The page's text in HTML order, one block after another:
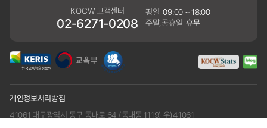
KOCW 고객센터
02-6271-0208
평일 09:00 ~ 18:00
주말,공휴일 휴무
개인정보처리방침
41061 대구광역시 동구 동내로 64 (동내동 1119) 우)41061